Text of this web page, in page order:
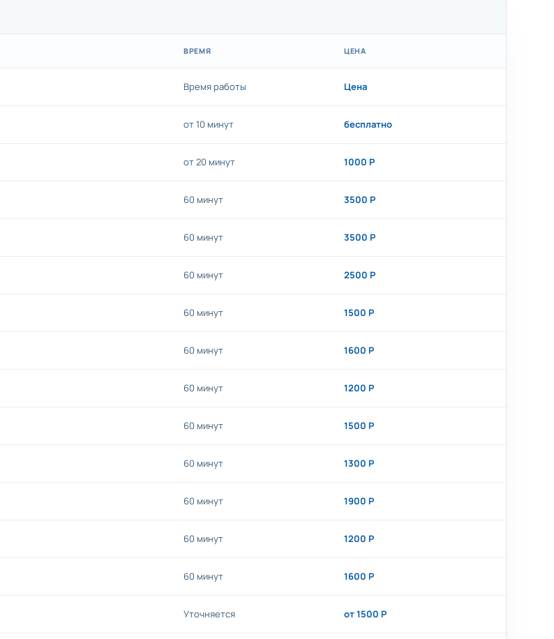
ВРЕМЯ ЦЕНА
Время работы Цена
от 10 минут бесплатно
от 20 минут 1000 Р
60 минут 3500 Р
60 минут 3500 Р
60 минут 2500 Р
60 минут 1500 Р
60 минут 1600 Р
60 минут 1200 Р
60 минут 1500 Р
60 минут 1300 Р
60 минут 1900 Р
60 минут 1200 Р
60 минут 1600 Р
Уточняется от 1500 Р